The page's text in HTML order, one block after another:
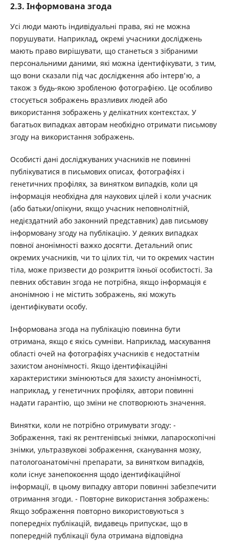
2.3. Інформована згода
Усі люди мають індивідуальні права, які не можна
порушувати. Наприклад, окремі учасники досліджень
мають право вирішувати, що станеться з зібраними
персональними даними, які можна ідентифікувати, з тим,
що вони сказали під час дослідження або інтерв'ю, а
також з будь-якою зробленою фотографією. Це особливо
стосується зображень вразливих людей або
використання зображень у делікатних контекстах. У
багатьох випадках авторам необхідно отримати письмову
згоду на використання зображень.
Особисті дані досліджуваних учасників не повинні
публікуватися в письмових описах, фотографіях і
генетичних профілях, за винятком випадків, коли ця
інформація необхідна для наукових цілей і коли учасник
(або батьки/опікуни, якщо учасник неповнолітній,
недієздатний або законний представник) дав письмову
інформовану згоду на публікацію. У деяких випадках
повної анонімності важко досягти. Детальний опис
окремих учасників, чи то цілих тіл, чи то окремих частин
тіла, може призвести до розкриття їхньої особистості. За
певних обставин згода не потрібна, якщо інформація є
анонімною і не містить зображень, які можуть
ідентифікувати особу.
Інформована згода на публікацію повинна бути
отримана, якщо є якісь сумніви. Наприклад, маскування
області очей на фотографіях учасників є недостатнім
захистом анонімності. Якщо ідентифікаційні
характеристики змінюються для захисту анонімності,
наприклад, у генетичних профілях, автори повинні
надати гарантію, що зміни не спотворюють значення.
Винятки, коли не потрібно отримувати згоду: -
Зображення, такі як рентгенівські знімки, лапароскопічні
знімки, ультразвукові зображення, сканування мозку,
патологоанатомічні препарати, за винятком випадків,
коли існує занепокоєння щодо ідентифікаційної
інформації, в цьому випадку автори повинні забезпечити
отримання згоди. - Повторне використання зображень:
Якщо зображення повторно використовуються з
попередніх публікацій, видавець припускає, що в
попередній публікації була отримана відповідна